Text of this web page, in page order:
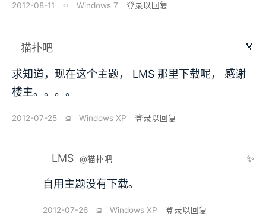
2012-08-11 ⫑ Windows 7 登录以回复
猫扑吧 🏅
求知道，现在这个主题， LMS 那里下载呢， 感谢
楼主。。。。
2012-07-25 ⫑ Windows XP 登录以回复
LMS @猫扑吧 ✨
自用主题没有下载。
2012-07-26 ⫑ Windows XP 登录以回复